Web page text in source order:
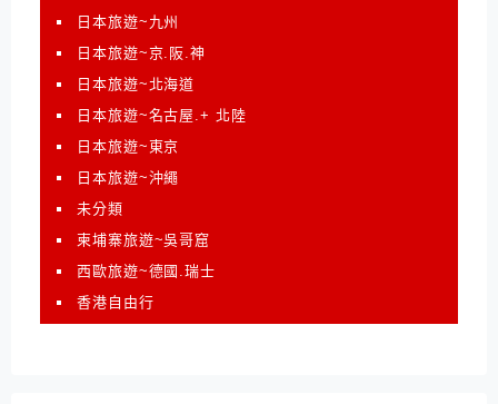
日本旅遊~九州
日本旅遊~京.阪.神
日本旅遊~北海道
日本旅遊~名古屋.+ 北陸
日本旅遊~東京
日本旅遊~沖繩
未分類
柬埔寨旅遊~吳哥窟
西歐旅遊~德國.瑞士
香港自由行